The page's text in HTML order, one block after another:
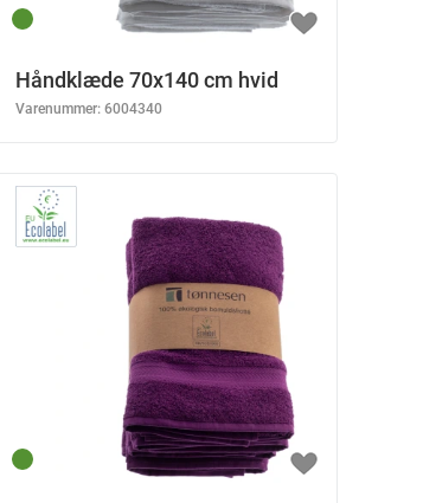
Håndklæde 70x140 cm hvid
Varenummer: 6004340